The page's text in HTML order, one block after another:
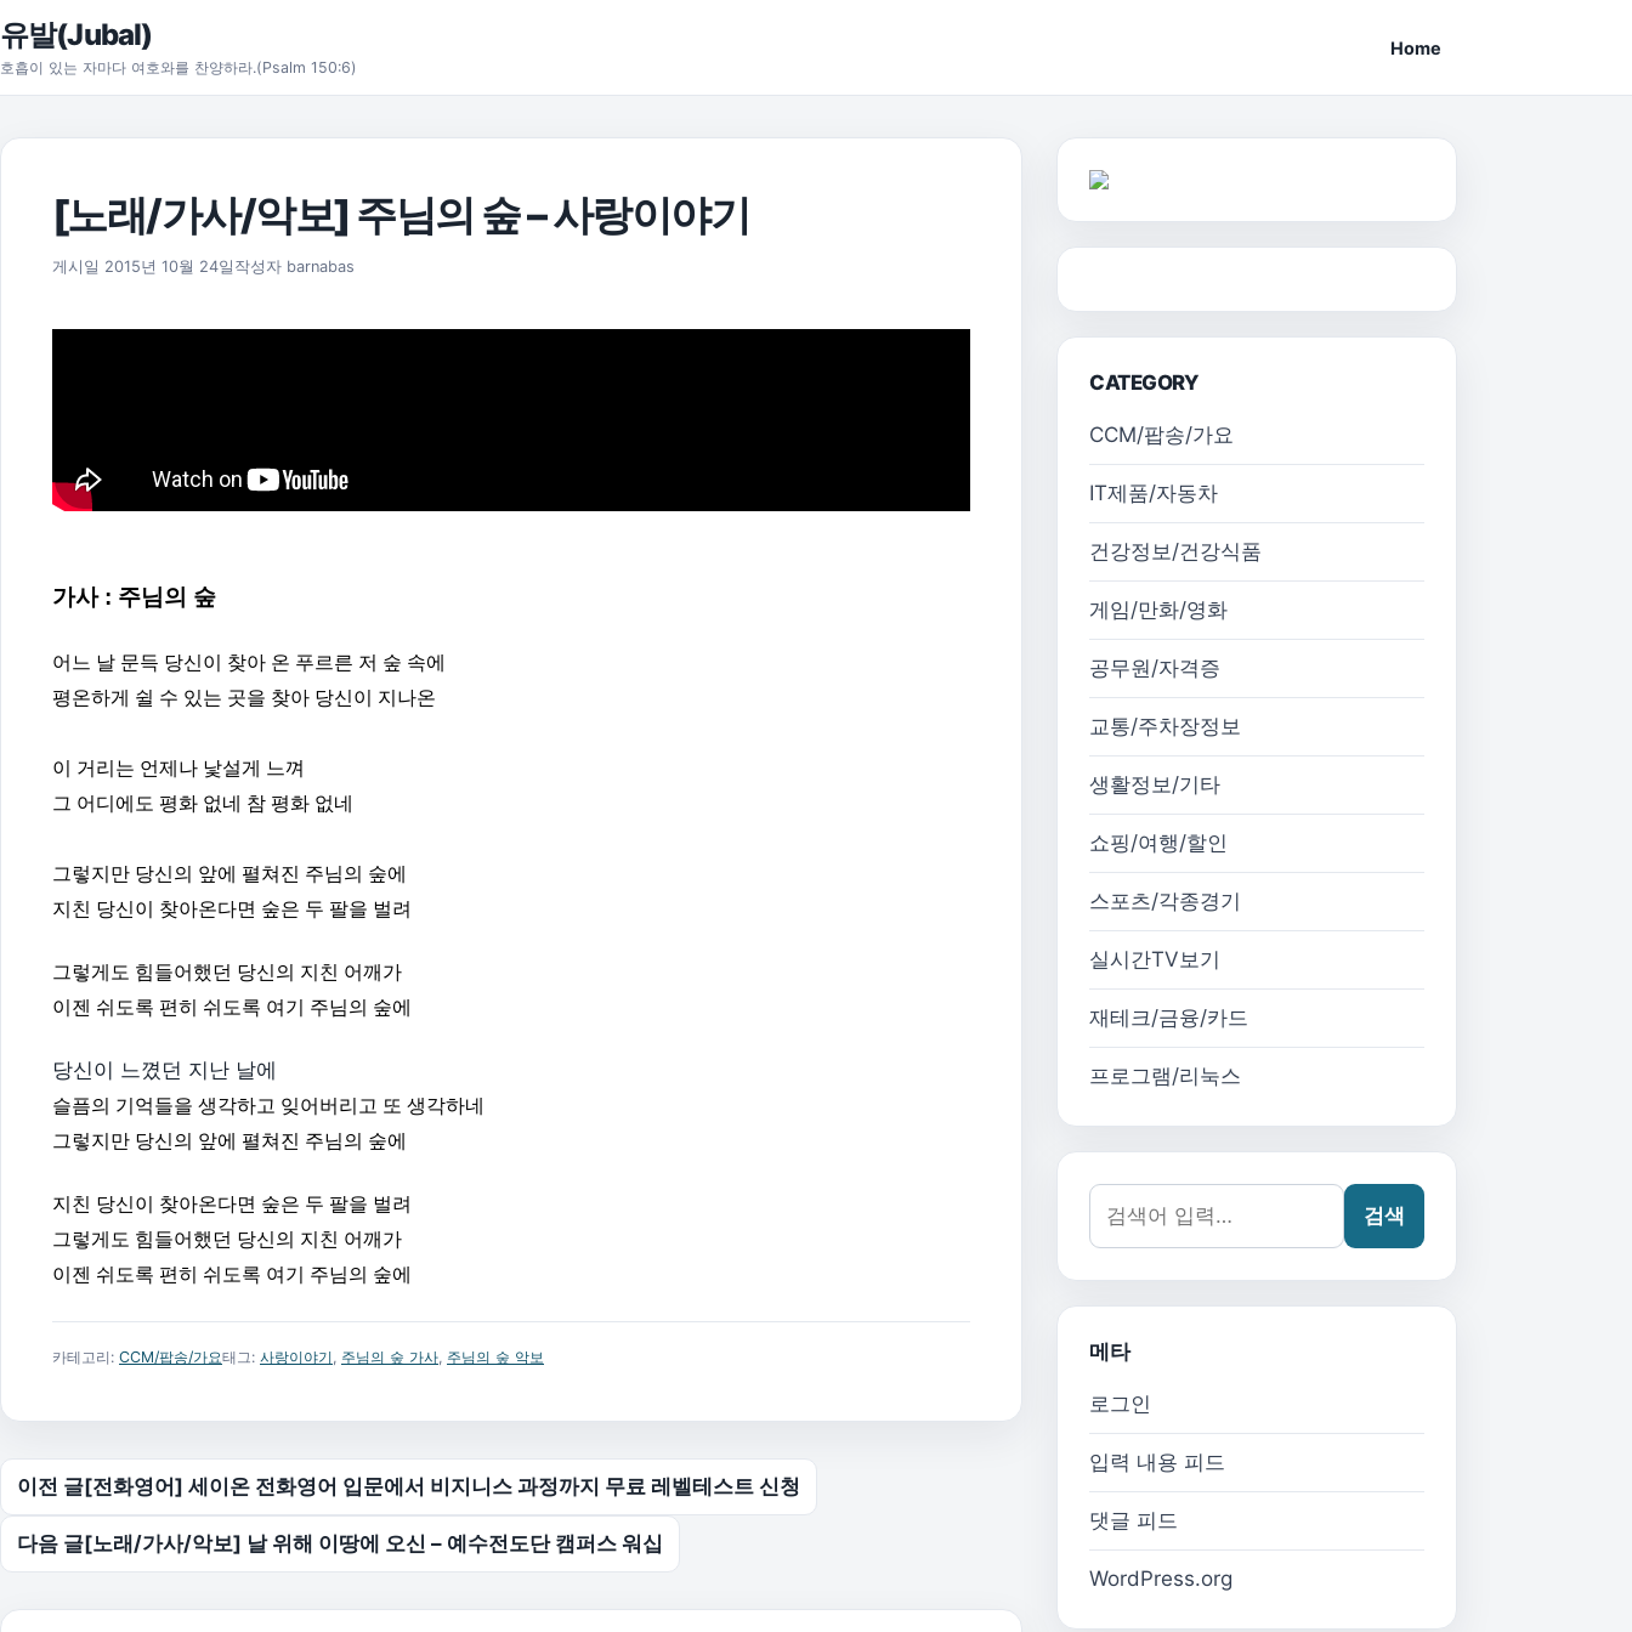
본문으로 건너뛰기
유발(Jubal)
호흡이 있는 자마다 여호와를 찬양하라.(Psalm 150:6)
Home
[노래/가사/악보] 주님의 숲 – 사랑이야기
게시일 2015년 10월 24일 2025년 11월 18일
작성자 barnabas
가사 : 주님의 숲
어느 날 문득 당신이 찾아 온 푸르른 저 숲 속에
평온하게 쉴 수 있는 곳을 찾아 당신이 지나온
이 거리는 언제나 낯설게 느껴
그 어디에도 평화 없네 참 평화 없네
그렇지만 당신의 앞에 펼쳐진 주님의 숲에
지친 당신이 찾아온다면 숲은 두 팔을 벌려
그렇게도 힘들어했던 당신의 지친 어깨가
이젠 쉬도록 편히 쉬도록 여기 주님의 숲에
당신이 느꼈던 지난 날에
슬픔의 기억들을 생각하고 잊어버리고 또 생각하네
그렇지만 당신의 앞에 펼쳐진 주님의 숲에
지친 당신이 찾아온다면 숲은 두 팔을 벌려
그렇게도 힘들어했던 당신의 지친 어깨가
이젠 쉬도록 편히 쉬도록 여기 주님의 숲에
카테고리: CCM/팝송/가요태그: 사랑이야기 주님의 숲 가사 주님의 숲 악보
글 탐색
이전 글[전화영어] 세이온 전화영어 입문에서 비지니스 과정까지 무료 레벨테스트 신청
다음 글[노래/가사/악보] 날 위해 이땅에 오신 – 예수전도단 캠퍼스 워십
CATEGORY
CCM/팝송/가요
IT제품/자동차
건강정보/건강식품
게임/만화/영화
공무원/자격증
교통/주차장정보
생활정보/기타
쇼핑/여행/할인
스포츠/각종경기
실시간TV보기
재테크/금융/카드
프로그램/리눅스
검색어:
검색
메타
로그인
입력 내용 피드
댓글 피드
WordPress.org